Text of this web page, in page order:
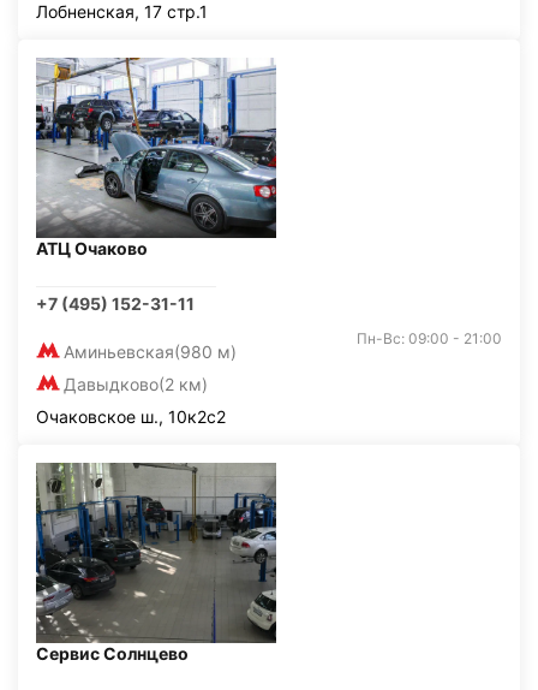
Лобненская, 17 стр.1
АТЦ Очаково
+7 (495) 152-31-11
Аминьевская(980 м)
Давыдково(2 км)
Пн-Вс: 09:00 - 21:00
Очаковское ш., 10к2с2
Сервис Солнцево